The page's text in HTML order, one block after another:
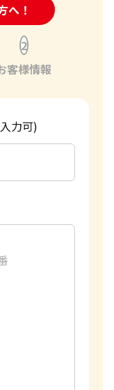
へ！
ォーム
2
客様情報
力可)